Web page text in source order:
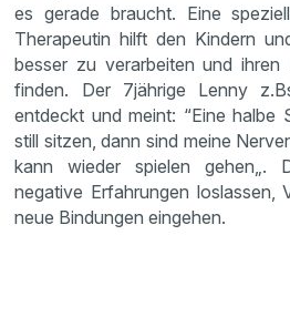
es gerade braucht. Eine
Therapeutin hilft den Kindern
besser zu verarbeiten und
finden. Der 7jährige Lenny
entdeckt und meint: “Eine halbe
still sitzen, dann sind meine
kann wieder spielen gehen„.
negative Erfahrungen loslassen,
neue Bindungen eingehen.